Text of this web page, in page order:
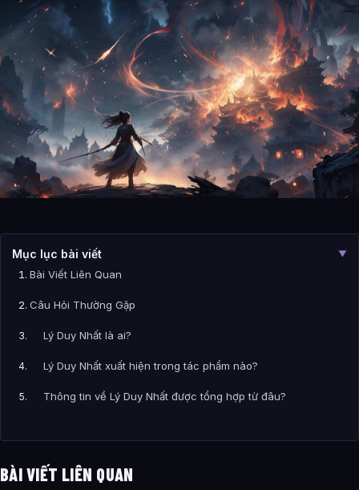
Mục lục bài viết ▼
Bài Viết Liên Quan
Câu Hỏi Thường Gặp
Lý Duy Nhất là ai?
Lý Duy Nhất xuất hiện trong tác phẩm nào?
Thông tin về Lý Duy Nhất được tổng hợp từ đâu?
BÀI VIẾT LIÊN QUAN